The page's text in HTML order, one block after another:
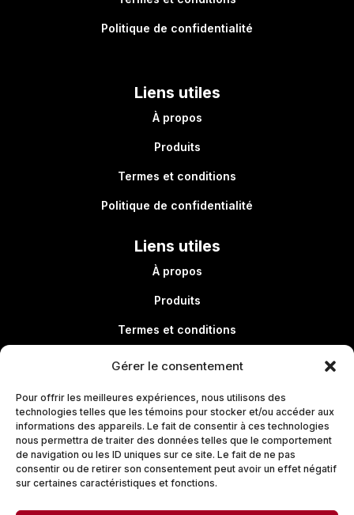
Gérer le consentement
Pour offrir les meilleures expériences, nous utilisons des
technologies telles que les témoins pour stocker et/ou accéder aux
informations des appareils. Le fait de consentir à ces technologies
nous permettra de traiter des données telles que le comportement
de navigation ou les ID uniques sur ce site. Le fait de ne pas
consentir ou de retirer son consentement peut avoir un effet négatif
sur certaines caractéristiques et fonctions.
Politique de confidentialité
Liens utiles
À propos
Produits
Termes et conditions
Politique de confidentialité
Liens utiles
À propos
Produits
Termes et conditions
Politique de confidentialité
Liens utiles
À propos
Produits